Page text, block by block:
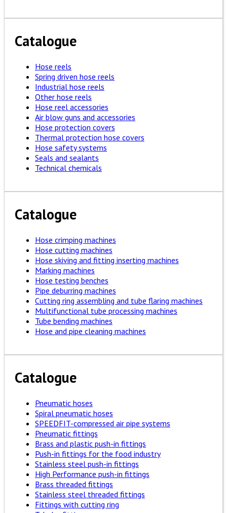
Catalogue
Hose reels
Spring driven hose reels
Industrial hose reels
Other hose reels
Hose reel accessories
Air blow guns and accessories
Hose protection covers
Thermal protection hose covers
Hose safety systems
Seals and sealants
Technical chemicals
Catalogue
Hose crimping machines
Hose cutting machines
Hose skiving and fitting inserting machines
Marking machines
Hose testing benches
Pipe deburring machines
Cutting ring assembling and tube flaring machines
Multifunctional tube processing machines
Tube bending machines
Hose and pipe cleaning machines
Catalogue
Pneumatic hoses
Spiral pneumatic hoses
SPEEDFIT-compressed air pipe systems
Pneumatic fittings
Brass and plastic push-in fittings
Push-in fittings for the food industry
Stainless steel push-in fittings
High Performance push-in fittings
Brass threaded fittings
Stainless steel threaded fittings
Fittings with cutting ring